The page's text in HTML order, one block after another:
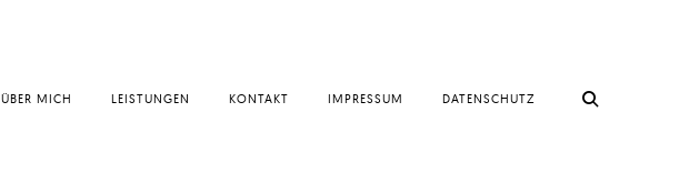
ÜBER MICH LEISTUNGEN KONTAKT IMPRESSUM DATENSCHUTZ